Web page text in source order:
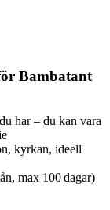
Bambatant